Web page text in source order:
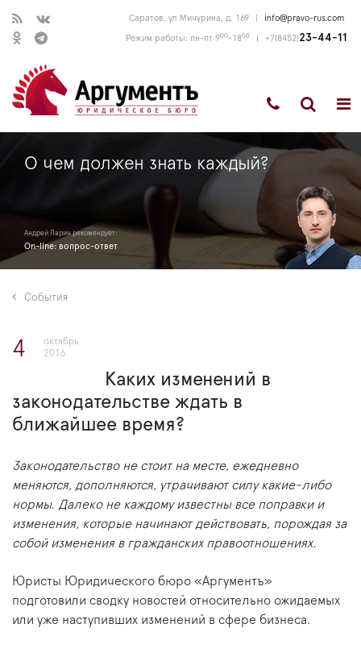
Саратов, ул Мичурина, д. 169 info@pravo-rus.com
Режим работы: пн-пт 900-1800 +7(8452)23-44-11
О чем должен знать каждый?
Андрей Ларин рекомендует:
On-line: вопрос-ответ
События
4
октябрь
2016
Каких изменений в
законодательстве ждать в
ближайшее время?
Законодательство не стоит на месте, ежедневно
меняются, дополняются, утрачивают силу какие-либо
нормы. Далеко не каждому известны все поправки и
изменения, которые начинают действовать, порождая за
собой изменения в гражданских правоотношениях.
Юристы Юридического бюро «Аргументъ»
подготовили сводку новостей относительно ожидаемых
или уже наступивших изменений в сфере бизнеса.